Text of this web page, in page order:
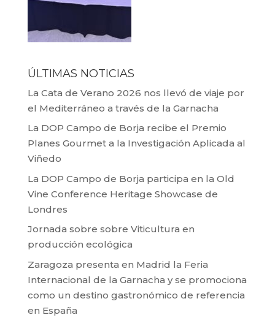
ÚLTIMAS NOTICIAS
La Cata de Verano 2026 nos llevó de viaje por
el Mediterráneo a través de la Garnacha
La DOP Campo de Borja recibe el Premio
Planes Gourmet a la Investigación Aplicada al
Viñedo
La DOP Campo de Borja participa en la Old
Vine Conference Heritage Showcase de
Londres
Jornada sobre sobre Viticultura en
producción ecológica
Zaragoza presenta en Madrid la Feria
Internacional de la Garnacha y se promociona
como un destino gastronómico de referencia
en España